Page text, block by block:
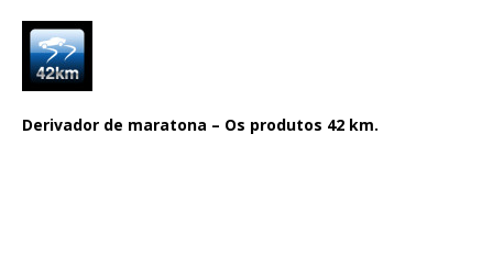
Derivador de maratona – Os produtos 42 km.